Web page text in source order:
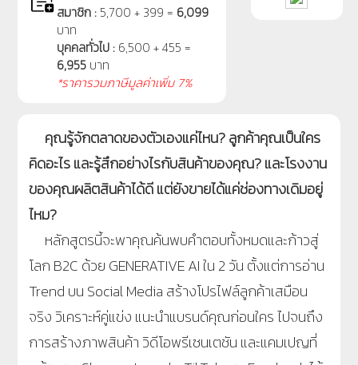
สมาชิก : 5,700 + 399 = 6,099
บาท
บุคคลทั่วไป : 6,500 + 455 =
6,955 บาท
*ราคารวมภาษีมูลค่าเพิ่ม 7%
คุณรู้จักตลาดของตัวเองแค่ไหน? ลูกค้าคุณเป็นใคร
คิดอะไร และรู้สึกอย่างไรกับสินค้าของคุณ? และโรงงาน
ของคุณผลิตสินค้าได้ดี แต่ยังขายได้แค่ช่องทางเดิมอยู่
ไหม?
หลักสูตรนี้จะพาคุณค้นพบคำตอบทั้งหมดและก้าวสู่
โลก B2C ด้วย GENERATIVE AI ใน 2 วัน ตั้งแต่การอ่าน
Trend บน Social Media สร้างโปรไฟล์ลูกค้าเสมือน
จริง วิเคราะห์คู่แข่ง แนะนำแบรนด์คุณก่อนใคร ไปจนถึง
การสร้างภาพสินค้า วิดีโอพรีเซนเตชัน และแคมเปญที่